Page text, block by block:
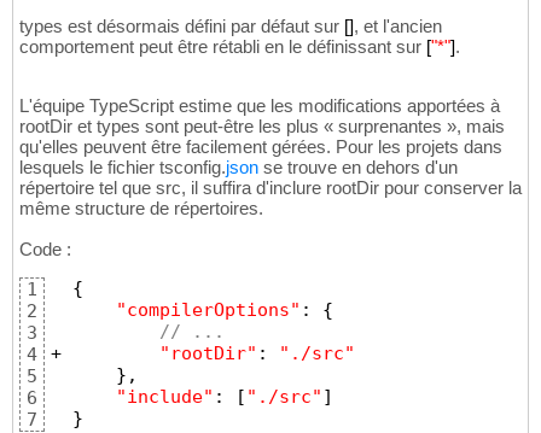
types est désormais défini par défaut sur [], et l'ancien
comportement peut être rétabli en le définissant sur ["*"].
L'équipe TypeScript estime que les modifications apportées à
rootDir et types sont peut-être les plus « surprenantes », mais
qu'elles peuvent être facilement gérées. Pour les projets dans
lesquels le fichier tsconfig.json se trouve en dehors d'un
répertoire tel que src, il suffira d'inclure rootDir pour conserver la
même structure de répertoires.
Code :
1
2
3
4
5
6
7
{
"compilerOptions" :
{
// ...
+
"rootDir" :
"./src"
} ,
"include" : [ "./src" ]
}